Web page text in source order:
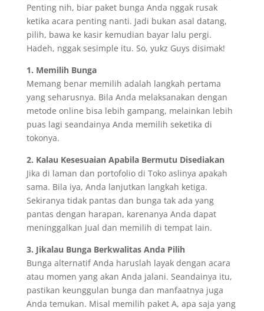
Penting nih, biar paket bunga Anda nggak rusak
ketika acara penting nanti. Jadi bukan asal datang,
pilih, bawa ke kasir kemudian bayar lalu pergi.
Hadeh, nggak sesimple itu. So, yukz Guys disimak!
1. Memilih Bunga
Memang benar memilih adalah langkah pertama
yang seharusnya. Bila Anda melaksanakan dengan
metode online bisa lebih gampang, melainkan lebih
puas lagi seandainya Anda memilih seketika di
tokonya.
2. Kalau Kesesuaian Apabila Bermutu Disediakan
Jika di laman dan portofolio di Toko aslinya apakah
sama. Bila iya, Anda lanjutkan langkah ketiga.
Sekiranya tidak pantas dan bunga tak ada yang
pantas dengan harapan, karenanya Anda dapat
meninggalkan Jual dan memilih di tempat lain.
3. Jikalau Bunga Berkwalitas Anda Pilih
Bunga alternatif Anda haruslah layak dengan acara
atau momen yang akan Anda jalani. Seandainya itu,
pastikan keunggulan bunga dan manfaatnya juga
Anda temukan. Misal memilih paket A, apa saja yang